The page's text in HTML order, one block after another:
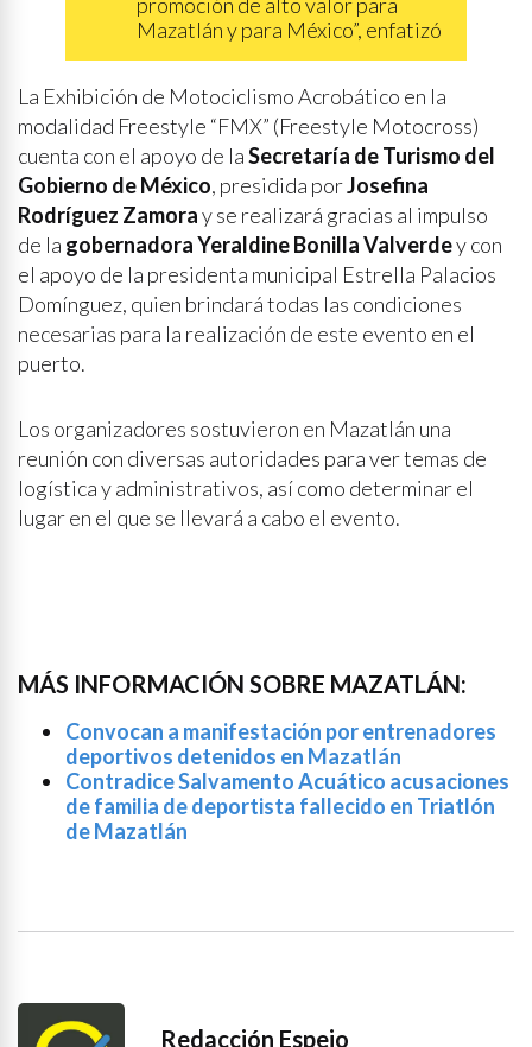
Mazatlán y para México”, enfatizó
La Exhibición de Motociclismo Acrobático en la
modalidad Freestyle “FMX” (Freestyle Motocross)
cuenta con el apoyo de laSecretaría de Turismo del
Gobierno de México, presidida porJosefina
Rodríguez Zamoray se realizará gracias al impulso
de la gobernadora Yeraldine Bonilla Valverdey con
el apoyo de la presidenta municipal Estrella Palacios
Domínguez, quien brindará todas las condiciones
necesarias para la realización de este evento en el
puerto.
Los organizadores sostuvieron en Mazatlán una
reunión con diversas autoridades para ver temas de
logística y administrativos, así como determinar el
lugar en el que se llevará a cabo el evento.
MÁS INFORMACIÓN SOBRE MAZATLÁN:
Convocan a manifestación por entrenadores
deportivos detenidos en Mazatlán
Contradice Salvamento Acuático acusaciones
de familia de deportista fallecido en Triatlón
de Mazatlán
Redacción Espejo